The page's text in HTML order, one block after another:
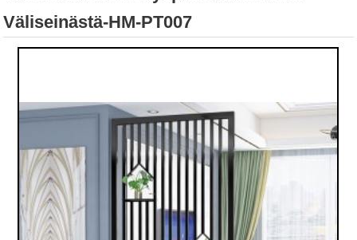
Väliseinästä-HM-PT007